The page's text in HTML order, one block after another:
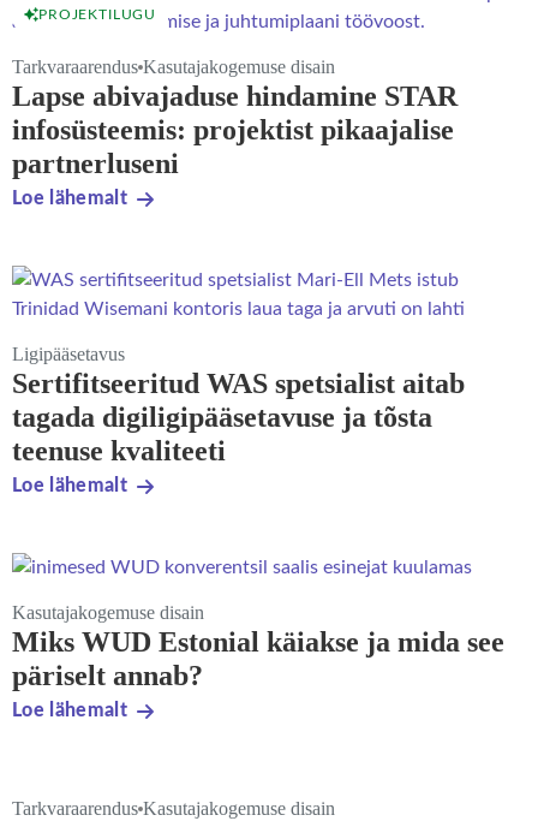
PROJEKTILUGU
Tarkvaraarendus Kasutajakogemuse disain
Lapse abivajaduse hindamine STAR
infosüsteemis: projektist pikaajalise
partnerluseni
Loe lähemalt
Ligipääsetavus
Sertifitseeritud WAS spetsialist aitab
tagada digiligipääsetavuse ja tõsta
teenuse kvaliteeti
Loe lähemalt
Kasutajakogemuse disain
Miks WUD Estonial käiakse ja mida see
päriselt annab?
Loe lähemalt
Tarkvaraarendus Kasutajakogemuse disain